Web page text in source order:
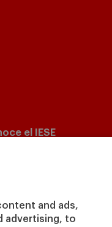
and ads,
advertising, to
el IESE
impacto
con el IESE